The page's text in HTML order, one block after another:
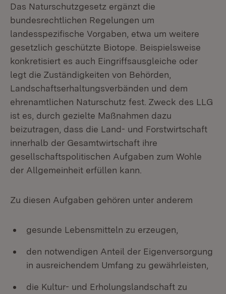
Das Naturschutzgesetz ergänzt die
bundesrechtlichen Regelungen um
landesspezifische Vorgaben, etwa um weitere
gesetzlich geschützte Biotope. Beispielsweise
konkretisiert es auch Eingriffsausgleiche oder
legt die Zuständigkeiten von Behörden,
Landschaftserhaltungsverbänden und dem
ehrenamtlichen Naturschutz fest. Zweck des LLG
ist es, durch gezielte Maßnahmen dazu
beizutragen, dass die Land- und Forstwirtschaft
innerhalb der Gesamtwirtschaft ihre
gesellschaftspolitischen Aufgaben zum Wohle
der Allgemeinheit erfüllen kann.
Zu diesen Aufgaben gehören unter anderem
gesunde Lebensmitteln zu erzeugen,
den notwendigen Anteil der Eigenversorgung
in ausreichendem Umfang zu gewährleisten,
die Kultur- und Erholungslandschaft zu